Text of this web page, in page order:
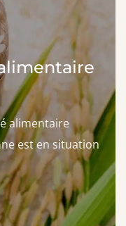
alimentaire
est en situation